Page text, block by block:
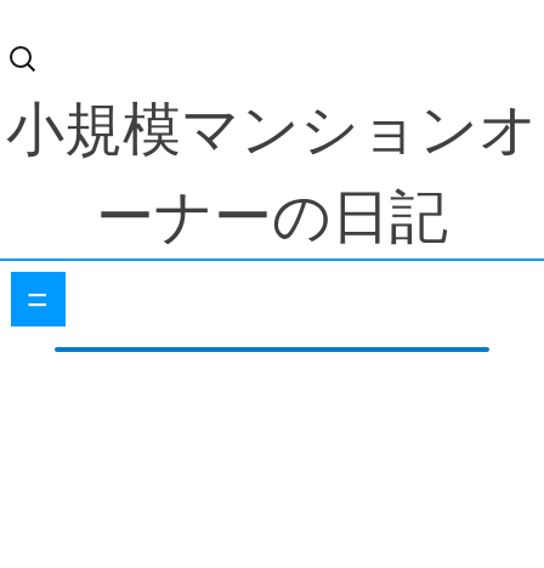
検
索:
小規模マンションオ
ーナーの日記
=